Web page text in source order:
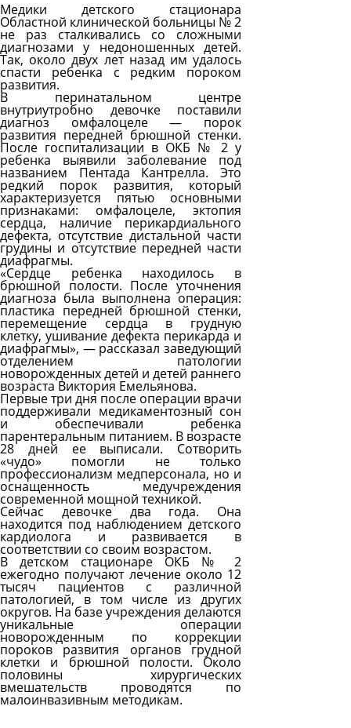
Медики детского стационара
Областной клинической больницы № 2
не раз сталкивались со сложными
диагнозами у недоношенных детей.
Так, около двух лет назад им удалось
спасти ребенка с редким пороком
развития.
В перинатальном центре
внутриутробно девочке поставили
диагноз омфалоцеле — порок
развития передней брюшной стенки.
После госпитализации в ОКБ № 2 у
ребенка выявили заболевание под
названием Пентада Кантрелла. Это
редкий порок развития, который
характеризуется пятью основными
признаками: омфалоцеле, эктопия
сердца, наличие перикардиального
дефекта, отсутствие дистальной части
грудины и отсутствие передней части
диафрагмы.
«Сердце ребенка находилось в
брюшной полости. После уточнения
диагноза была выполнена операция:
пластика передней брюшной стенки,
перемещение сердца в грудную
клетку, ушивание дефекта перикарда и
диафрагмы», — рассказал заведующий
отделением патологии
новорожденных детей и детей раннего
возраста Виктория Емельянова.
Первые три дня после операции врачи
поддерживали медикаментозный сон
и обеспечивали ребенка
парентеральным питанием. В возрасте
28 дней ее выписали. Сотворить
«чудо» помогли не только
профессионализм медперсонала, но и
оснащенность медучреждения
современной мощной техникой.
Сейчас девочке два года. Она
находится под наблюдением детского
кардиолога и развивается в
соответствии со своим возрастом.
В детском стационаре ОКБ № 2
ежегодно получают лечение около 12
тысяч пациентов с различной
патологией, в том числе из других
округов. На базе учреждения делаются
уникальные операции
новорожденным по коррекции
пороков развития органов грудной
клетки и брюшной полости. Около
половины хирургических
вмешательств проводятся по
малоинвазивным методикам.